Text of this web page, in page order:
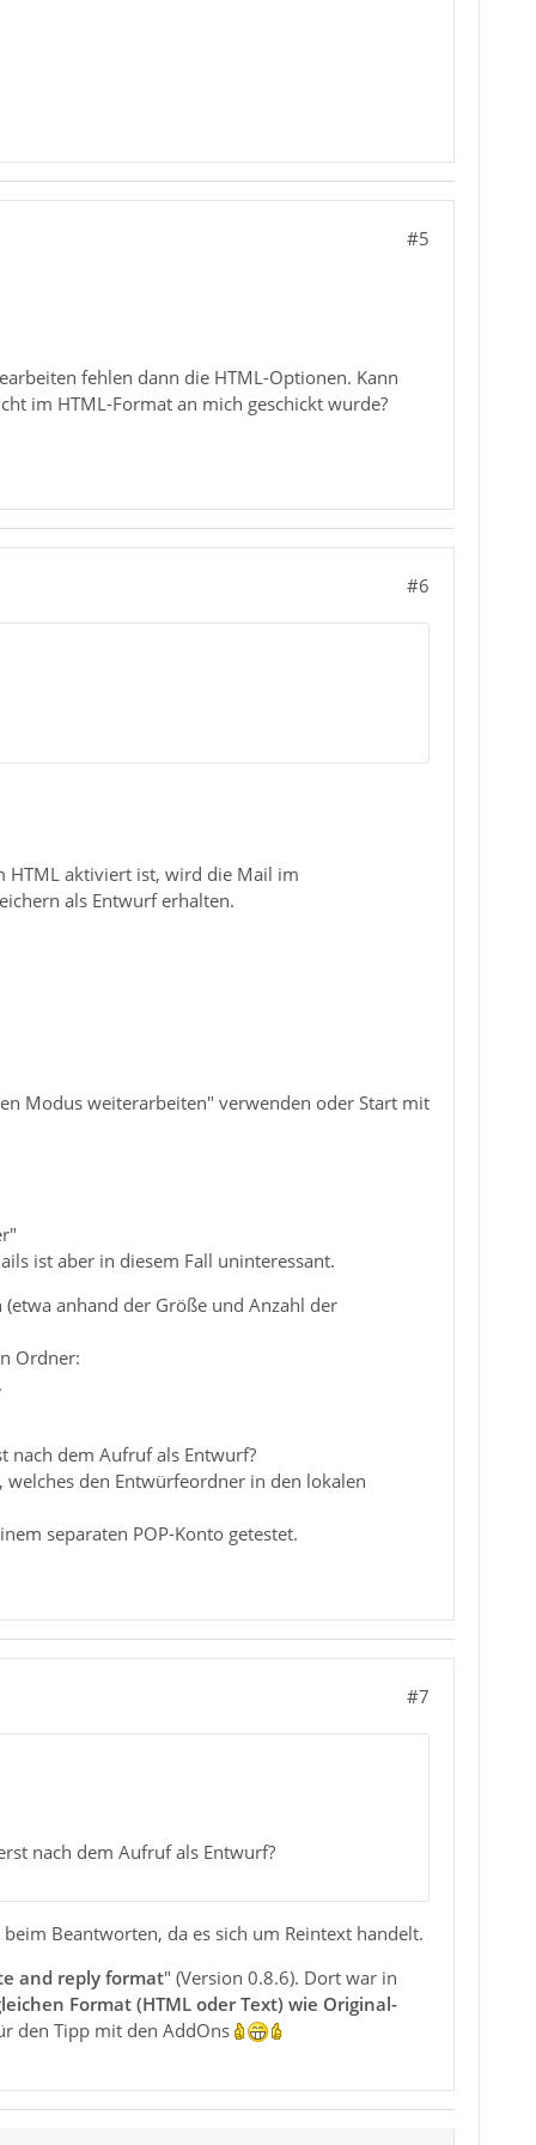
#5
fehlen dann die HTML-Optionen. Kann
im HTML-Format an mich geschickt wurde?
#6
HTML aktiviert ist, wird die Mail im
als Entwurf erhalten.
Modus weiterarbeiten" verwenden oder Start mit
ist aber in diesem Fall uninteressant.
anhand der Größe und Anzahl der
Ordner:
nach dem Aufruf als Entwurf?
den Entwürfeordner in den lokalen
separaten POP-Konto getestet.
#7
nach dem Aufruf als Entwurf?
Beantworten, da es sich um Reintext handelt.
and reply format" (Version 0.8.6). Dort war in
Format (HTML oder Text) wie Original-
den Tipp mit den AddOns